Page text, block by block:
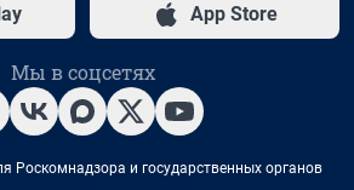
App Store
Мы в соцсетях
Роскомнадзора и государственных органов